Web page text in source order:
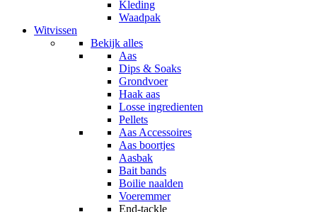
Kleding
Waadpak
Witvissen
Bekijk alles
Aas
Dips & Soaks
Grondvoer
Haak aas
Losse ingredienten
Pellets
Aas Accessoires
Aas boortjes
Aasbak
Bait bands
Boilie naalden
Voeremmer
End-tackle